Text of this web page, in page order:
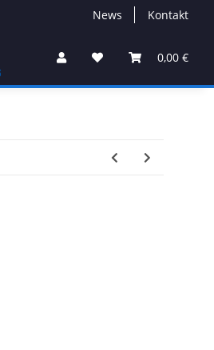
News Kontakt
0,00 €